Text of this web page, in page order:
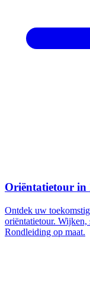
Oriëntatietour in
Ontdek uw
oriëntatietour. Wijken,
Rondleiding op maat.